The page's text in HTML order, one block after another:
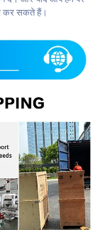
कर सकते हैं।